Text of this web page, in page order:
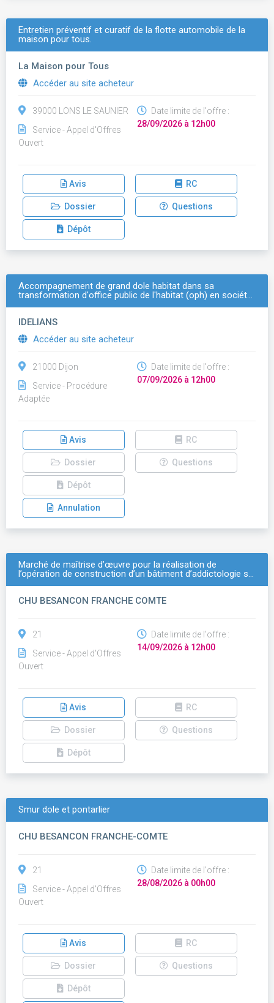
Entretien préventif et curatif de la flotte automobile de la
maison pour tous.
La Maison pour Tous
Accéder au site acheteur
39000 LONS LE SAUNIER
Service - Appel d'Offres
Ouvert
Date limite de l'offre :
28/09/2026 à 12h00
Avis RC
Dossier Questions
Dépôt
Accompagnement de grand dole habitat dans sa
transformation d'office public de l'habitat (oph) en sociét…
IDELIANS
Accéder au site acheteur
21000 Dijon
Service - Procédure
Adaptée
Date limite de l'offre :
07/09/2026 à 12h00
Avis RC
Dossier Questions
Dépôt
Annulation
Marché de maîtrise d’œuvre pour la réalisation de
l’opération de construction d’un bâtiment d’addictologie s…
CHU BESANCON FRANCHE COMTE
21
Service - Appel d'Offres
Ouvert
Date limite de l'offre :
14/09/2026 à 12h00
Avis RC
Dossier Questions
Dépôt
Smur dole et pontarlier
CHU BESANCON FRANCHE-COMTE
21
Service - Appel d'Offres
Ouvert
Date limite de l'offre :
28/08/2026 à 00h00
Avis RC
Dossier Questions
Dépôt